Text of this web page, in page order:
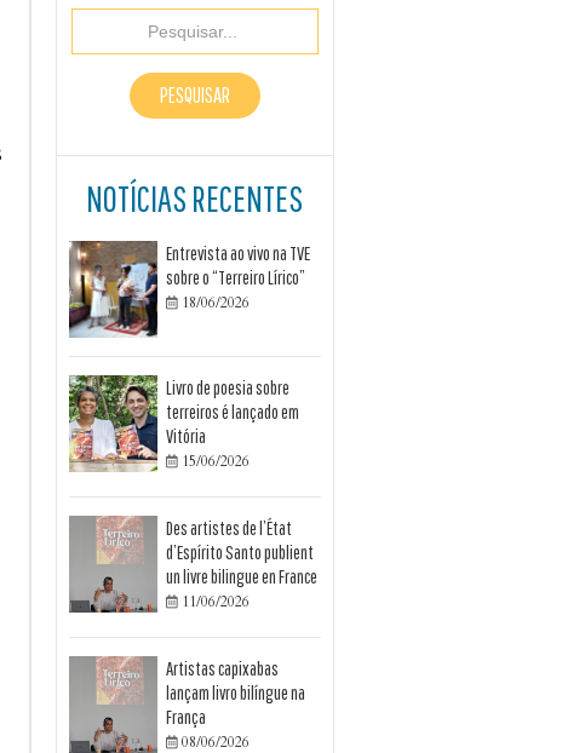
NOTÍCIAS RECENTES
Entrevista ao vivo na TVE
sobre o “Terreiro Lírico”
 18/06/2026
Livro de poesia sobre
terreiros é lançado em
Vitória
 15/06/2026
Des artistes de l’État
d’Espírito Santo publient
un livre bilingue en France
 11/06/2026
Artistas capixabas
lançam livro bilíngue na
França
 08/06/2026